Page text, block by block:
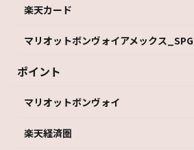
楽天カード
マリオットボンヴォイアメックス_SPG
ポイント
マリオットボンヴォイ
楽天経済圏